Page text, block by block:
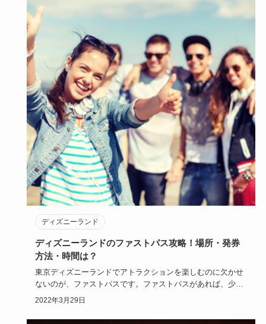
ディズニーランド
ディズニーランドのファストパス攻略！場所・発券
方法・時間は？
東京ディズニーランドでアトラクションを楽しむのに欠かせ
ないのが、ファストパスです。ファストパスがあれば、少な
い待ち時間でア…
2022年3月29日